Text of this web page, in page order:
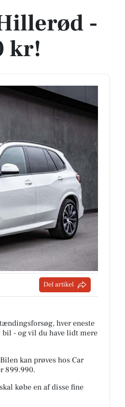
-
kr!
Del artikel
hver eneste
bil - og vil du have lidt mere
kan prøves hos Car
899.990.
købe en af disse fine